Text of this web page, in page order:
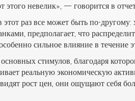
этого невелик», — говорится в
раз все может быть по-другому:
предполагает, что
сильное влияние в течение
стимулов, благодаря
реальную экономическую
рост цен, они ощущают себя